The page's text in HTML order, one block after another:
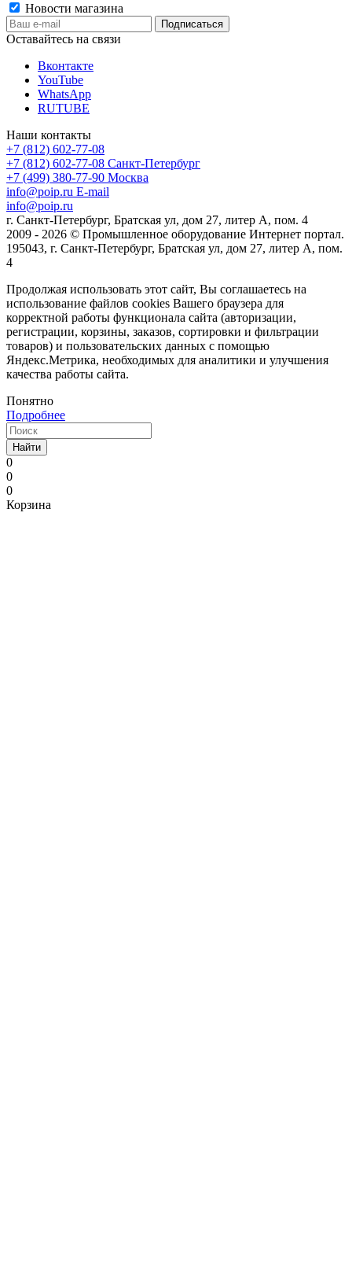
Новости магазина
Оставайтесь на связи
Вконтакте
YouTube
WhatsApp
RUTUBE
Наши контакты
+7 (812) 602-77-08
+7 (812) 602-77-08 Санкт-Петербург
+7 (499) 380-77-90 Москва
info@poip.ru E-mail
info@poip.ru
г. Санкт-Петербург, Братская ул, дом 27, литер А, пом. 4
2009 - 2026 © Промышленное оборудование Интернет портал.
195043, г. Санкт-Петербург, Братская ул, дом 27, литер А, пом.
4
Продолжая использовать этот сайт, Вы соглашаетесь на
использование файлов cookies Вашего браузера для
корректной работы функционала сайта (авторизации,
регистрации, корзины, заказов, сортировки и фильтрации
товаров) и пользовательских данных с помощью
Яндекс.Метрика, необходимых для аналитики и улучшения
качества работы сайта.
Понятно
Подробнее
Найти
0
0
0
Корзина